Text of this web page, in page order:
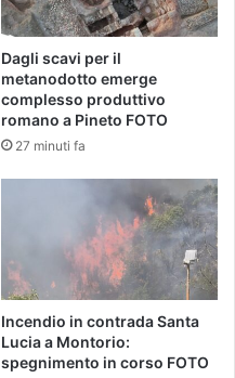
Dagli scavi per il
metanodotto emerge
complesso produttivo
romano a Pineto FOTO
27 minuti fa
Incendio in contrada Santa
Lucia a Montorio:
spegnimento in corso FOTO